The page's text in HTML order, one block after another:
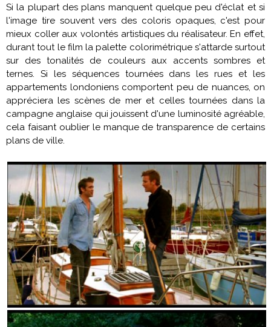
Si la plupart des plans manquent quelque peu d'éclat et si
l'image tire souvent vers des coloris opaques, c'est pour
mieux coller aux volontés artistiques du réalisateur. En effet,
durant tout le film la palette colorimétrique s'attarde surtout
sur des tonalités de couleurs aux accents sombres et
ternes. Si les séquences tournées dans les rues et les
appartements londoniens comportent peu de nuances, on
appréciera les scènes de mer et celles tournées dans la
campagne anglaise qui jouissent d'une luminosité agréable,
cela faisant oublier le manque de transparence de certains
plans de ville.